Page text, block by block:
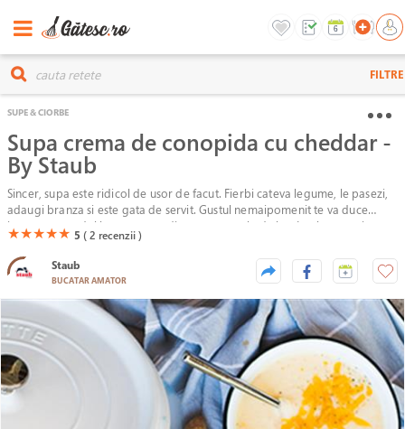
FILTRE
SUPE & CIORBE
Supa crema de conopida cu cheddar -
By Staub
Sincer, supa este ridicol de usor de facut. Fierbi cateva legume, le pasezi,
adaugi branza si este gata de servit. Gustul nemaipomenit te va duce
instant cu gandul la mancarea din restaurantele de lux. In plus este si
foarte consistenta si iti va da mereu o stare de bine.
(*)
★(*)
★(*)
★(*)
★(*)
★ 5 ( 2 recenzii )
Staub
BUCATAR AMATOR